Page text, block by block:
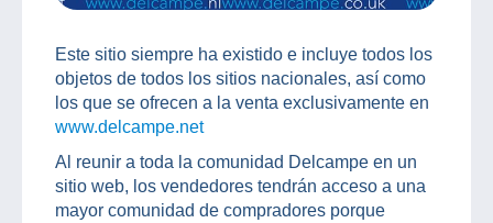
Este sitio siempre ha existido e incluye todos los
objetos de todos los sitios nacionales, así como
los que se ofrecen a la venta exclusivamente en
www.delcampe.net
Al reunir a toda la comunidad Delcampe en un
sitio web, los vendedores tendrán acceso a una
mayor comunidad de compradores porque